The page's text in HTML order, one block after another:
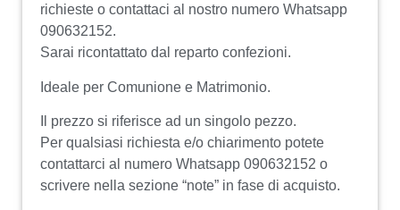
richieste o contattaci al nostro numero Whatsapp
090632152.
Sarai ricontattato dal reparto confezioni.
Ideale per Comunione e Matrimonio.
Il prezzo si riferisce ad un singolo pezzo.
Per qualsiasi richiesta e/o chiarimento potete
contattarci al numero Whatsapp 090632152 o
scrivere nella sezione “note” in fase di acquisto.